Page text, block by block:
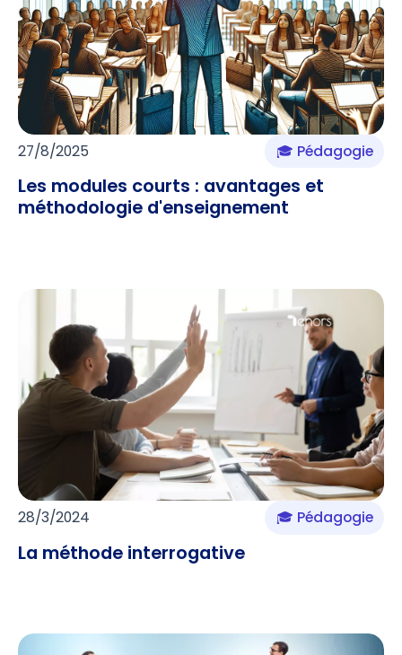
27/8/2025 🎓 Pédagogie
Les modules courts : avantages et
méthodologie d'enseignement
28/3/2024 🎓 Pédagogie
La méthode interrogative